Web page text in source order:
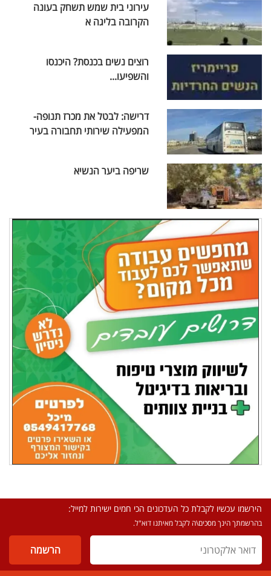
עירוני בית שמש תשחק בעונה
הקרובה בליגה א
רוצים נשים בכנסת? היכנסו
והשפיעו...
דרישה: לבטל את מכרז תנופה-
המפעילה שירותי תחבורה בעיר
שריפה ביער הנשיא
הירשמו עכשיו לקבלת כל העדכונים הכי חמים ישירות למייל:
בהרשמתך הינך מסכים\ה לקבל מאיתנו דוא"ל.